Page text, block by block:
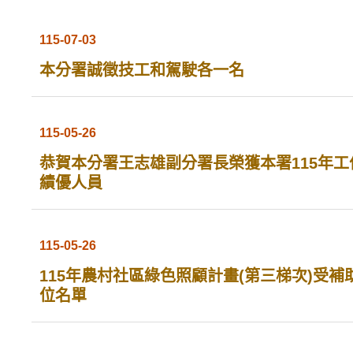
115-07-03
本分署誠徵技工和駕駛各一名
115-05-26
恭賀本分署王志雄副分署長榮獲本署115年工
績優人員
115-05-26
115年農村社區綠色照顧計畫(第三梯次)受補
位名單